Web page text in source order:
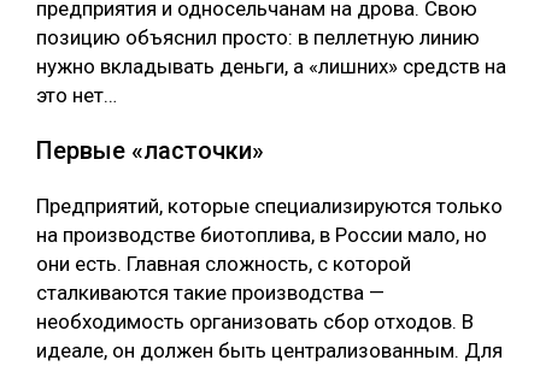
предприятия и односельчанам на дрова. Свою
позицию объяснил просто: в пеллетную линию
нужно вкладывать деньги, а «лишних» средств на
это нет…
Первые «ласточки»
Предприятий, которые специализируются только
на производстве биотоплива, в России мало, но
они есть. Главная сложность, с которой
сталкиваются такие производства —
необходимость организовать сбор отходов. В
идеале, он должен быть централизованным. Для